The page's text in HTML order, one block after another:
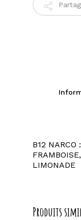
B12 NARCO
LIMONADE
Produits